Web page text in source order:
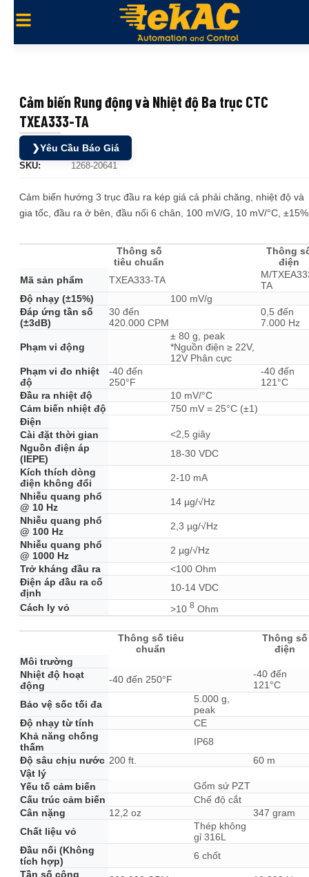
Cảm biến Rung động và Nhiệt độ Ba trục CTC
TXEA333-TA
❯Yêu Cầu Báo Giá
SKU: 1268-20641
Cảm biến hướng 3 trục đầu ra kép giá cả phải chăng, nhiệt độ và
gia tốc, đầu ra ở bên, đầu nối 6 chân, 100 mV/G, 10 mV/°C, ±15%
Thông số
tiêu chuẩn
Thông
điện
Mã sản phẩm
TXEA333-TA
M/
TA
Độ nhạy (±15%)
100 mV/g
Đáp ứng tần số
(±3dB)
30 đến
420.000 CPM
0,5 đến
7.000 Hz
Phạm vi động
± 80 g, peak
*Nguồn điện ≥ 22V,
12V Phân cực
Phạm vi đo nhiệt
độ
-40 đến
250°F
-40 đến
121°C
Đầu ra nhiệt độ
10 mV/°C
Cảm biến nhiệt độ
750 mV = 25°C (±1)
Điện
Cài đặt thời gian
<2,5 giây
Nguồn điện áp
(IEPE)
18-30 VDC
Kích thích dòng
điện không đổi
2-10 mA
Nhiễu quang phổ
@ 10 Hz
14 µg/√Hz
Nhiễu quang phổ
@ 100 Hz
2,3 µg/√Hz
Nhiễu quang phổ
@ 1000 Hz
2 µg/√Hz
Trở kháng đầu ra
<100 Ohm
Điện áp đầu ra cố
định
10-14 VDC
Cách ly vỏ
>10 8 Ohm
Thông số tiêu
chuẩn
Thông số
điện
Môi trường
Nhiệt độ hoạt
động
-40 đến 250°F
-40 đến
121°C
Bảo vệ sốc tối đa
5.000 g,
peak
Độ nhạy từ tính
CE
Khả năng chống
thấm
IP68
Độ sâu chịu nước 200 ft.
60 m
Vật lý
Yếu tố cảm biến
Gốm sứ PZT
Cấu trúc cảm biến
Chế độ cắt
Cân nặng
12,2 oz
347 gram
Chất liệu vỏ
Thép không
gỉ 316L
Đầu nối (Không
tích hợp)
6 chốt
Tần số cộng